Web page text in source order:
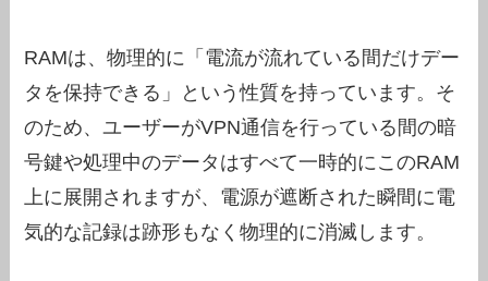
RAMは、物理的に「電流が流れている間だけデー
タを保持できる」という性質を持っています。そ
のため、ユーザーがVPN通信を行っている間の暗
号鍵や処理中のデータはすべて一時的にこのRAM
上に展開されますが、電源が遮断された瞬間に電
気的な記録は跡形もなく物理的に消滅します。